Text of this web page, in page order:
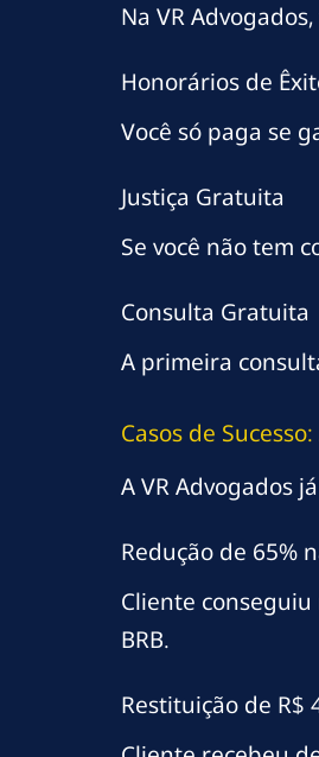
Na VR
Honorários de
Você só paga se
Justiça Gratuita
Se você não tem
Consulta Gratuita
A primeira
Casos de
A VR Advogados
Redução de 65%
Cliente
BRB.
Restituição de R$